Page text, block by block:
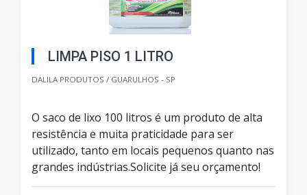
LIMPA PISO 1 LITRO
DALILA PRODUTOS / GUARULHOS - SP
O saco de lixo 100 litros é um produto de alta
resistência e muita praticidade para ser
utilizado, tanto em locais pequenos quanto nas
grandes indústrias.Solicite já seu orçamento!